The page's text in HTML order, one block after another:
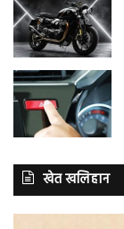
खेत खलिहान